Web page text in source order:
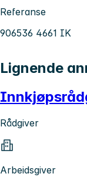
Referanse
906536 4661 IK
Lignende
Rådgiver
Arbeidsgiver